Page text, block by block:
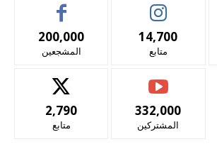
200,000
المشجعين
14,700
متابع
2,790
متابع
332,000
المشتركين